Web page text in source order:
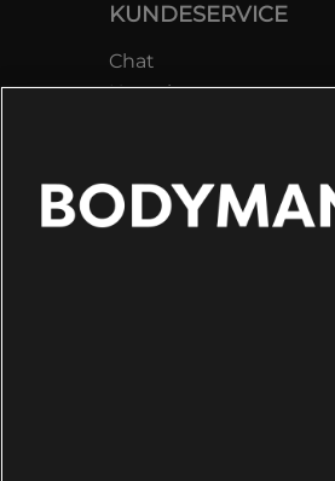
KUNDESERVICE
Chat
Kontakt
Reklamer
FAQ